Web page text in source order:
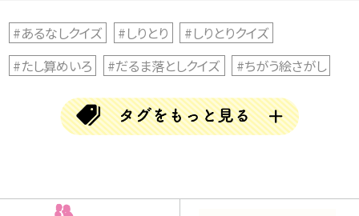
#あるなしクイズ #しりとり
#しりとりクイズ
#たし算めいろ
#だるま落としクイズ
#ちがう絵さがし
#ちがう絵探し
#とんちクイズ
#なぞなぞ
#ならび替えクイズ
#ならべかえクイズ
#アハムービー
#アハ動画 #クイズ
#クリスマス